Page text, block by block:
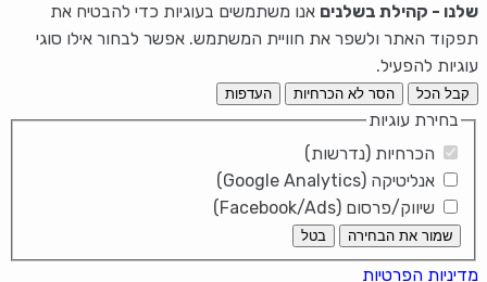
שלנו - קהילת בשלנים אנו משתמשים בעוגיות כדי להבטיח את
תפקוד האתר ולשפר את חוויית המשתמש. אפשר לבחור אילו סוגי
עוגיות להפעיל.
קבל הכל הסר לא הכרחיות העדפות
בחירת עוגיות
הכרחיות (נדרשות)
אנליטיקה (Google Analytics)
שיווק/פרסום (Facebook/Ads)
שמור את הבחירה בטל
מדיניות הפרטיות